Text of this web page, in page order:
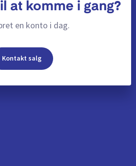
at komme i gang?
en konto i dag.
Kontakt salg